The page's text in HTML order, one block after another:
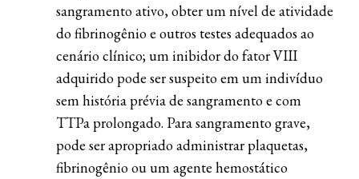
sangramento ativo, obter um nível de atividade
do fibrinogênio e outros testes adequados ao
cenário clínico; um inibidor do fator VIII
adquirido pode ser suspeito em um indivíduo
sem história prévia de sangramento e com
TTPa prolongado. Para sangramento grave,
pode ser apropriado administrar plaquetas,
fibrinogênio ou um agente hemostático